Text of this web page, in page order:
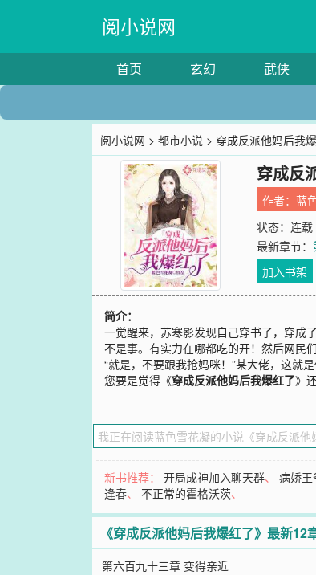
阅小说网
首页 玄幻 武侠
阅小说网 >都市小说 > 穿成反派他妈后我
穿成反
作者：蓝
状态：连载
最新章节：
加入书架
简介：
一觉醒来，苏寒影发现自己穿书了，穿成
不是事。有实力在哪都吃的开！然后网民
“就是，不要跟我抢妈咪！”某大佬，这就
您要是觉得《穿成反派他妈后我爆红了》
新书推荐：开局成神加入聊天群、病娇
逢春、不正常的霍格沃茨、
《穿成反派他妈后我爆红了》最新12
第六百九十三章 变得亲近